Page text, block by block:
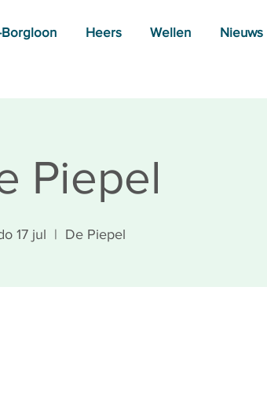
Heers Wellen Nieuws
Piepel
17 jul
  |
De Piepel